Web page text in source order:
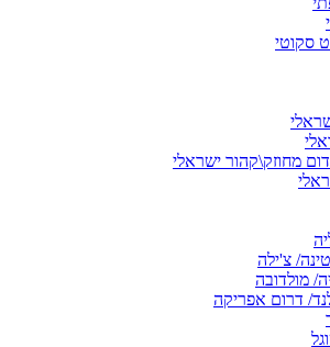
סקוטי
מחוזק\קהור ישראלי
צ'ילה
מולדובה
דרום אפריקה